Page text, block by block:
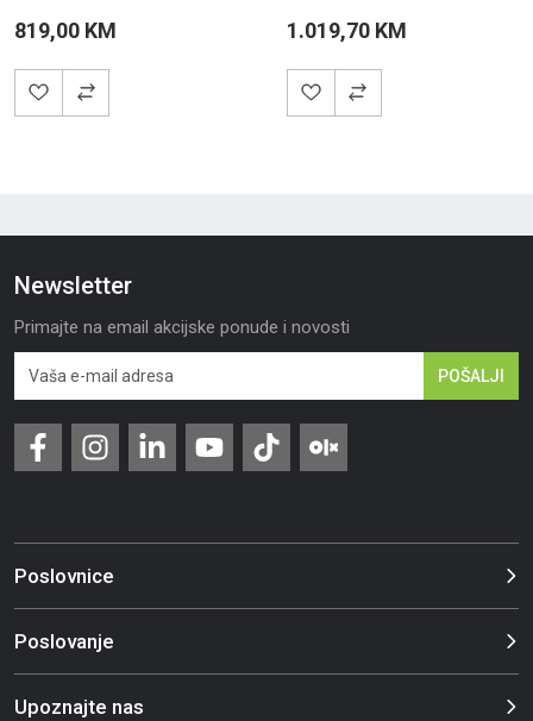
819,00 KM 1.019,70 KM
Newsletter
Primajte na email akcijske ponude i novosti
POŠALJI
Poslovnice
Poslovanje
Upoznajte nas